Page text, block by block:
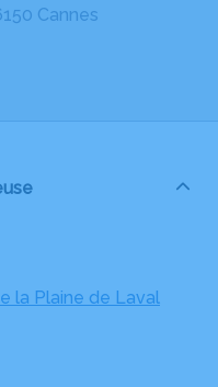
Cannes
la Plaine de Laval